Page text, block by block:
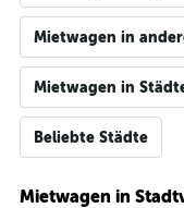
Mietwagen in
Mietwagen in
Beliebte Städte
Mietwagen in